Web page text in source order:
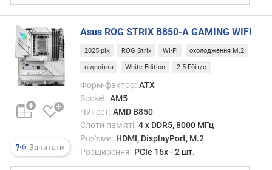
и
н
а
D
D
R
с
л
Запитати
Asus ROG STRIX B850-A GAMING WIFI
2025 рік ROG Strix Wi-Fi охолодження M.2
підсвітка White Edition 2.5 Гбіт/с
Форм-фактор: ATX
Socket: AM5
Чипсет: AMD B850
Слоти пам'яті: 4 х DDR5, 8000 МГц
Роз'єми: HDMI, DisplayPort, M.2
Розширення: PCIe 16x - 2 шт.